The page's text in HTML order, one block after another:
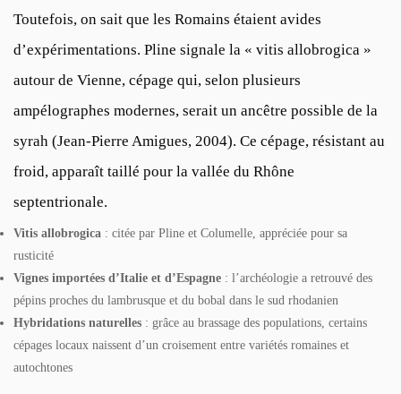
Toutefois, on sait que les Romains étaient avides
d’expérimentations. Pline signale la « vitis allobrogica »
autour de Vienne, cépage qui, selon plusieurs
ampélographes modernes, serait un ancêtre possible de la
syrah (Jean-Pierre Amigues, 2004). Ce cépage, résistant au
froid, apparaît taillé pour la vallée du Rhône
septentrionale.
Vitis allobrogica : citée par Pline et Columelle, appréciée pour sa
rusticité
Vignes importées d’Italie et d’Espagne : l’archéologie a retrouvé des
pépins proches du lambrusque et du bobal dans le sud rhodanien
Hybridations naturelles : grâce au brassage des populations, certains
cépages locaux naissent d’un croisement entre variétés romaines et
autochtones